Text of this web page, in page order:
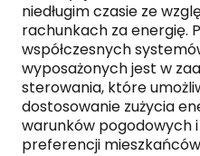
niedługim czasie ze
rachunkach za energię.
współczesnych
wyposażonych jest w
sterowania, które
dostosowanie zużycia
warunków pogodowych
preferencji